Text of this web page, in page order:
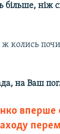
більше, ніж
ж колись
на Ваш
вперше